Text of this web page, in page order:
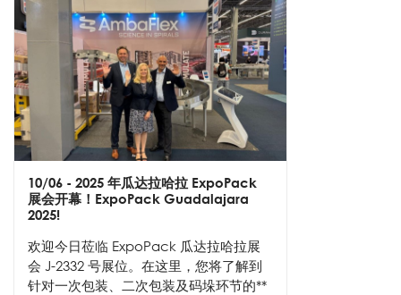
10/06 - 2025 年瓜达拉哈拉 ExpoPack
展会开幕！ExpoPack Guadalajara
2025!
欢迎今日莅临 ExpoPack 瓜达拉哈拉展
会 J-2332 号展位。在这里，您将了解到
针对一次包装、二次包装及码垛环节的**